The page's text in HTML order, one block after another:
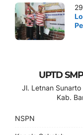
UPTD
Jl. Letnan Sunarto
Kab.
NSPN